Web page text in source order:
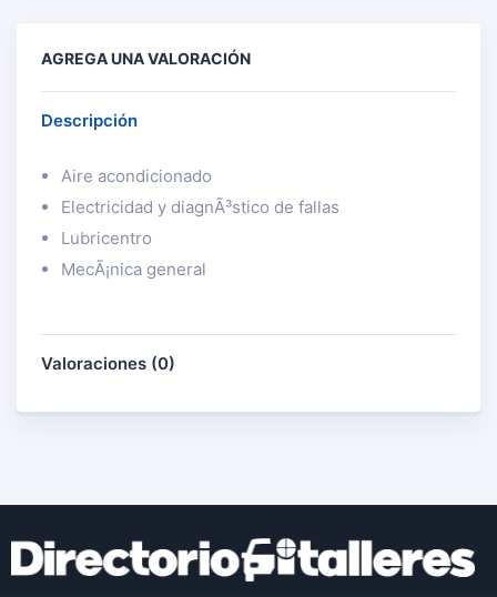
AGREGA UNA VALORACIÓN
Descripción
Aire acondicionado
Electricidad y diagnÃ³stico de fallas
Lubricentro
MecÃ¡nica general
Valoraciones (0)